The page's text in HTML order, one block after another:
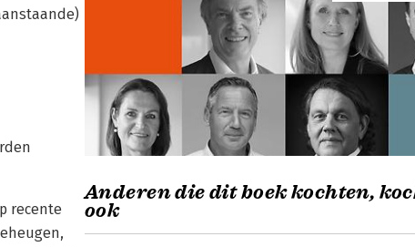
recente
Anderen die dit boek kochten,
ook